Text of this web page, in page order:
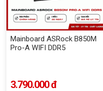
Mainboard ASRock B850M
Pro-A WIFI DDR5
3.790.000 đ